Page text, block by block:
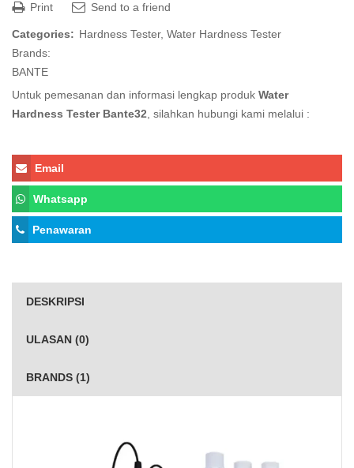
Print Send to a friend
Categories: Hardness Tester, Water Hardness Tester
Brands:
BANTE
Untuk pemesanan dan informasi lengkap produk Water
Hardness Tester Bante32 , silahkan hubungi kami melalui :
Email
Whatsapp
Penawaran
DESKRIPSI
ULASAN (0)
BRANDS (1)